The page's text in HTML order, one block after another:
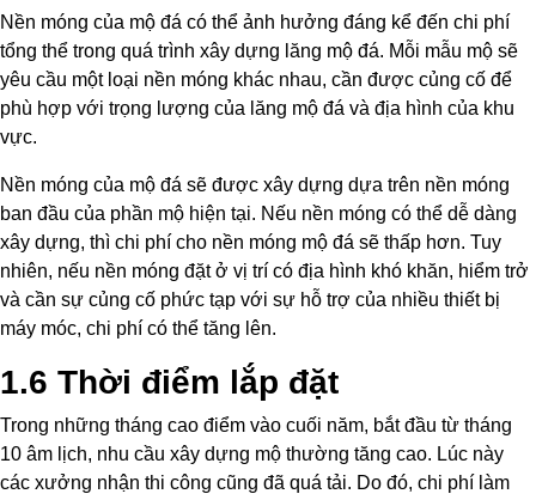
Nền móng của mộ đá có thể ảnh hưởng đáng kể đến chi phí
tổng thể trong quá trình xây dựng lăng mộ đá. Mỗi mẫu mộ sẽ
yêu cầu một loại nền móng khác nhau, cần được củng cố để
phù hợp với trọng lượng của lăng mộ đá và địa hình của khu
vực.
Nền móng của mộ đá sẽ được xây dựng dựa trên nền móng
ban đầu của phần mộ hiện tại. Nếu nền móng có thể dễ dàng
xây dựng, thì chi phí cho nền móng mộ đá sẽ thấp hơn. Tuy
nhiên, nếu nền móng đặt ở vị trí có địa hình khó khăn, hiểm trở
và cần sự củng cố phức tạp với sự hỗ trợ của nhiều thiết bị
máy móc, chi phí có thể tăng lên.
1.6 Thời điểm lắp đặt
Trong những tháng cao điểm vào cuối năm, bắt đầu từ tháng
10 âm lịch, nhu cầu xây dựng mộ thường tăng cao. Lúc này
các xưởng nhận thi công cũng đã quá tải. Do đó, chi phí làm